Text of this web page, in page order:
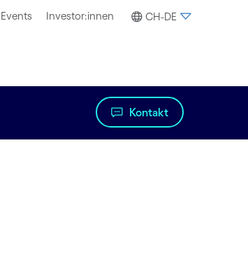
Events Investor:innen CH-DE
Kontakt